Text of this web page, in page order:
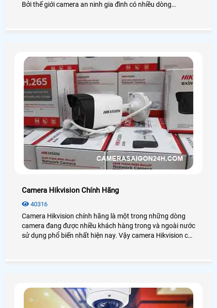
Bởi thế giới camera an ninh gia đình có nhiều dòng
Camera Hikvision Chính Hãng
40316
Camera Hikvision chính hãng là một trong những dòng
camera đang được nhiều khách hàng trong và ngoài nước
sử dụng phổ biến nhất hiện nay. Vậy camera Hikvision có